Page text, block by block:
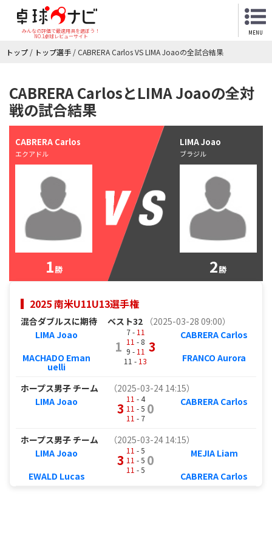
みんなの評価で最適用具を選ぼう！
NO.1卓球レビューサイト
MENU
トップ / トップ選手 / CABRERA Carlos VS LIMA Joaoの全試合結果
CABRERA CarlosとLIMA Joaoの全対
戦の試合結果
CABRERA Carlos
エクアドル
1勝
LIMA Joao
ブラジル
2勝
2025 南米U11U13選手権
混合ダブルスに期待 ベスト32
（2025-03-28 09:00）
LIMA Joao
MACHADO Eman
uelli
1
7 - 11
11 - 8
9 - 11
11 - 13
3
CABRERA Carlos
FRANCO Aurora
ホープス男子 チーム
（2025-03-24 14:15）
LIMA Joao
3
11 - 4
11 - 5
11 - 7
0 CABRERA Carlos
ホープス男子 チーム
（2025-03-24 14:15）
LIMA Joao
EWALD Lucas
3
11 - 5
11 - 5
11 - 5
0
MEJIA Liam
CABRERA Carlos